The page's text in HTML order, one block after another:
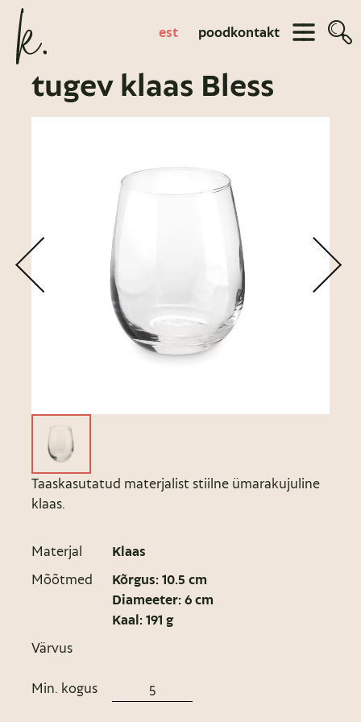
est poodkontakt
tugev klaas Bless
Taaskasutatud materjalist stiilne ümarakujuline
klaas.
Materjal
Klaas
Mõõtmed
Kõrgus: 10.5 cm
Diameeter: 6 cm
Kaal: 191 g
Värvus
Min. kogus